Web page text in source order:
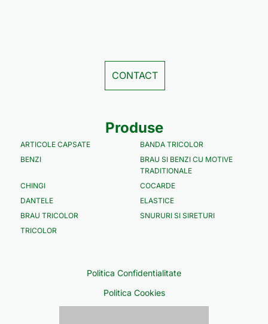
CONTACT
Produse
ARTICOLE CAPSATE
BANDA TRICOLOR
BENZI
BRAU SI BENZI CU MOTIVE
TRADITIONALE
CHINGI
COCARDE
DANTELE
ELASTICE
BRAU TRICOLOR
SNURURI SI SIRETURI
TRICOLOR
Politica Confidentialitate
Politica Cookies